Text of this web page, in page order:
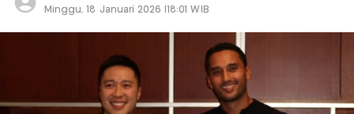
Minggu, 18 Januari 2026 |18:01 WIB